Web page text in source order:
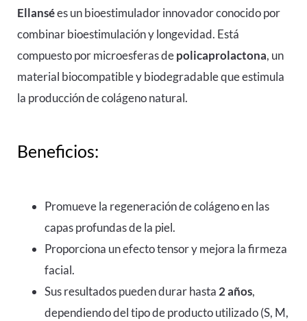
Ellansées un bioestimulador innovador conocido por
combinar bioestimulación y longevidad. Está
compuesto por microesferas depolicaprolactona, un
material biocompatible y biodegradable que estimula
la producción de colágeno natural.
Beneficios:
Promueve la regeneración de colágeno en las
capas profundas de la piel.
Proporciona un efecto tensor y mejora la firmeza
facial.
Sus resultados pueden durar hasta 2 años,
dependiendo del tipo de producto utilizado (S, M,